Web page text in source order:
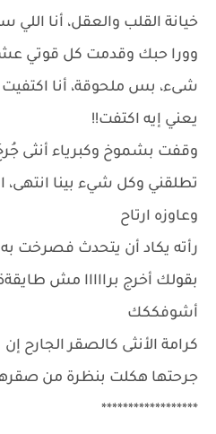
خيانة القلب والعقل، أنا
وورا حبك وقدمت كل قوتي
شىء، بس ملحوقة، أنا
يعني إيه اكتفت!!
وقفت بشموخ وكبرياء أنثى
تطلقني وكل شيء بينا
وعاوزه ارتاح
رأته يكاد أن يتحدث فصرخت
بقولك أخرج برااااا مش
أشوفككك
كرامة الأنثى كالصقر الجارح
جرحتها هكلت بنظرة من
******************